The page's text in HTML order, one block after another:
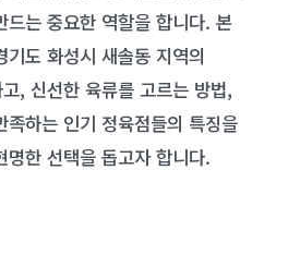
드는 중요한 역할을 합니다. 본
기도 화성시 새솔동 지역의
, 신선한 육류를 고르는 방법,
족하는 인기 정육점들의 특징을
명한 선택을 돕고자 합니다.